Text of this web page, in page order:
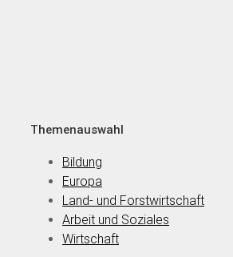
Themenauswahl
Bildung
Europa
Land- und Forstwirtschaft
Arbeit und Soziales
Wirtschaft